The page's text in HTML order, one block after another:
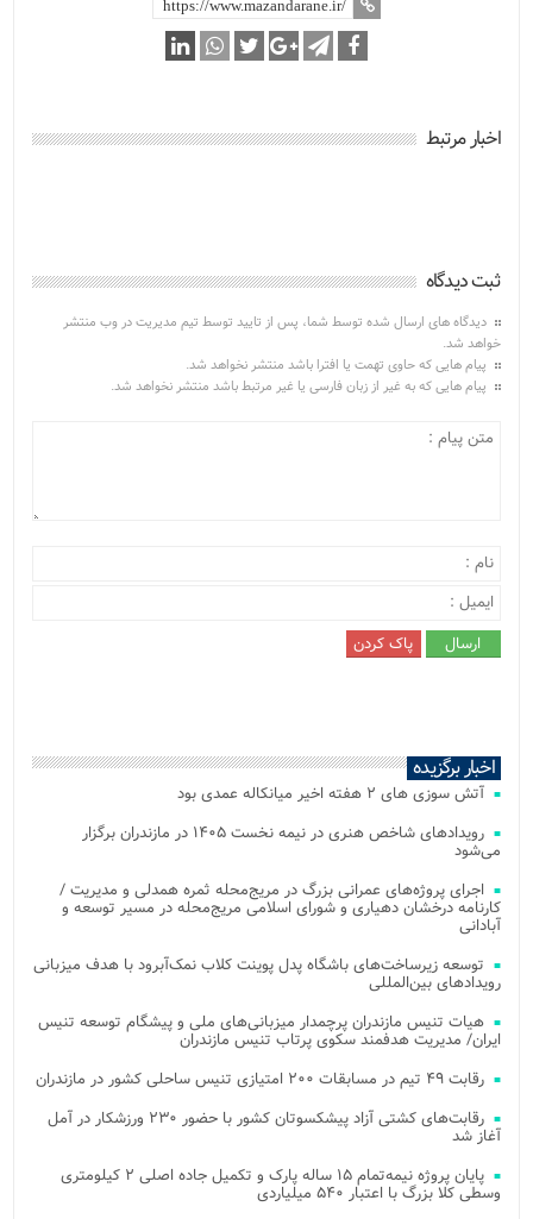
اخبار مرتبط
ثبت دیدگاه
دیدگاه های ارسال شده توسط شما، پس از تایید توسط تیم مدیریت در وب منتشر
خواهد شد.
پیام هایی که حاوی تهمت یا افترا باشد منتشر نخواهد شد.
پیام هایی که به غیر از زبان فارسی یا غیر مرتبط باشد منتشر نخواهد شد.
اخبار برگزیده
آتش‌ سوزی‌ های ۲ هفته اخیر میانکاله عمدی بود
رویدادهای شاخص هنری در نیمه نخست ۱۴۰۵ در مازندران برگزار
می‌شود
اجرای پروژه‌های عمرانی بزرگ در مریج‌محله ثمره همدلی و مدیریت /
کارنامه درخشان دهیاری و شورای اسلامی مریج‌محله در مسیر توسعه و
آبادانی
توسعه زیرساخت‌های باشگاه پدل پوینت کلاب نمک‌آبرود با هدف میزبانی
رویدادهای بین‌المللی
هیات تنیس مازندران پرچمدار میزبانی‌های ملی و پیشگام توسعه تنیس
ایران/ مدیریت هدفمند سکوی پرتاب تنیس مازندران
رقابت ۴۹ تیم در مسابقات ۲۰۰ امتیازی تنیس ساحلی کشور در مازندران
رقابت‌های کشتی آزاد پیشکسوتان کشور با حضور ۲۳۰ ورزشکار در آمل
آغاز شد
پایان پروژه نیمه‌تمام ۱۵ ساله پارک و تکمیل جاده اصلی ۲ کیلومتری
وسطی کلا بزرگ با اعتبار ۵۴۰ میلیاردی